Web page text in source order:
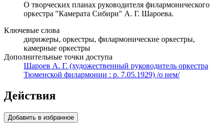
О творческих планах руководителя филармонического
оркестра "Камерата Сибири" А. Г. Шароева.
Ключевые слова
дирижеры, оркестры, филармонические оркестры,
камерные оркестры
Дополнительные точки доступа
Шароев А. Г. (художественный руководитель оркестра
Тюменской филармонии : р. 7.05.1929) /о нем/
Действия
Добавить в избранное